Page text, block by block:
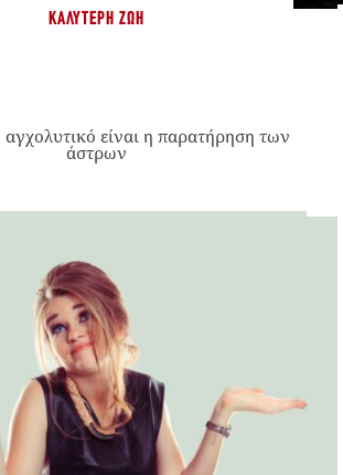
ΚΑΛΎΤΕΡΗ ΖΩΉ
είναι η παρατήρηση των
άστρων